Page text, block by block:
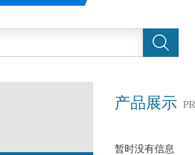
产品展示
暂时没有信息